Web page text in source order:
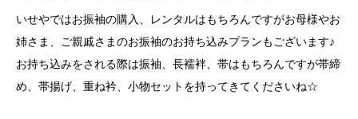
いせやではお振袖の購入、レンタルはもちろんですがお母様やお
姉さま、ご親戚さまのお振袖のお持ち込みプランもございます♪
お持ち込みをされる際は振袖、長襦袢、帯はもちろんですが帯締
め、帯揚げ、重ね衿、小物セットを持ってきてくださいね☆